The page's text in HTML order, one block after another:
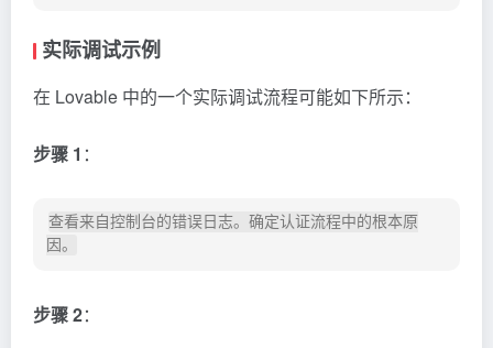
实际调试示例
在 Lovable 中的一个实际调试流程可能如下所示：
步骤 1 ：
查看来自控制台的错误日志。确定认证流程中的根本原
步骤 2：